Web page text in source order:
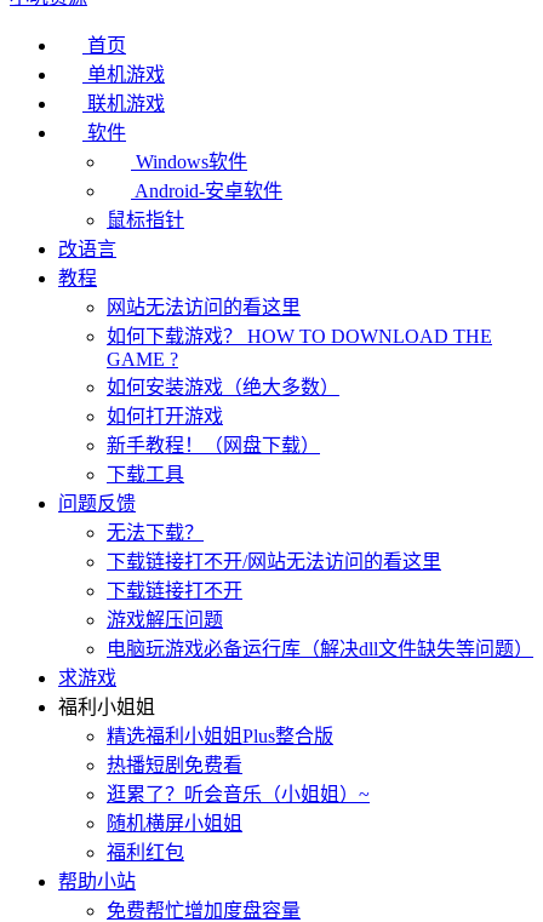
首页
单机游戏
联机游戏
软件
Windows软件
Android-安卓软件
鼠标指针
改语言
教程
网站无法访问的看这里
如何下载游戏？ HOW TO DOWNLOAD THE
GAME ?
如何安装游戏（绝大多数）
如何打开游戏
新手教程！（网盘下载）
下载工具
问题反馈
无法下载？
下载链接打不开/网站无法访问的看这里
下载链接打不开
游戏解压问题
电脑玩游戏必备运行库（解决dll文件缺失等问题）
求游戏
福利小姐姐
精选福利小姐姐Plus整合版
热播短剧免费看
逛累了？听会音乐（小姐姐）~
随机横屏小姐姐
福利红包
帮助小站
免费帮忙增加度盘容量